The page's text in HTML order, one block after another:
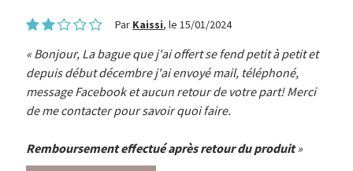
Par Kaissi, le 15/01/2024
Bonjour, La bague que j'ai offert se fend petit à petit et
depuis début décembre j'ai envoyé mail, téléphoné,
message Facebook et aucun retour de votre part! Merci
de me contacter pour savoir quoi faire.
Remboursement effectué après retour du produit